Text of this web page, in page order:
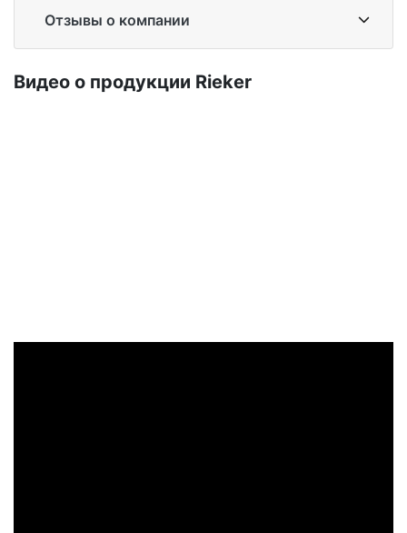
Отзывы о компании
Ви­део о про­дук­ции Ri­eker